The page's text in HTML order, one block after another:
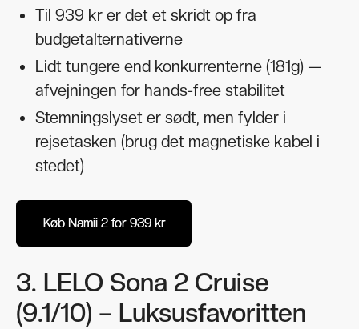
Til 939 kr er det et skridt op fra
budgetalternativerne
Lidt tungere end konkurrenterne (181g) —
afvejningen for hands-free stabilitet
Stemningslyset er sødt, men fylder i
rejsetasken (brug det magnetiske kabel i
stedet)
Køb Namii 2 for 939 kr
Køb Namii 2 for 939 kr
3. LELO Sona 2 Cruise
(9.1/10) – Luksusfavoritten